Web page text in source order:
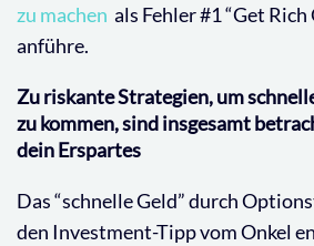
zu machen als Fehler #1 “Get
anführe.
Zu riskante Strategien, um
zu kommen, sind insgesamt
dein Erspartes
Das “schnelle Geld” durch
den Investment-Tipp vom Onkel